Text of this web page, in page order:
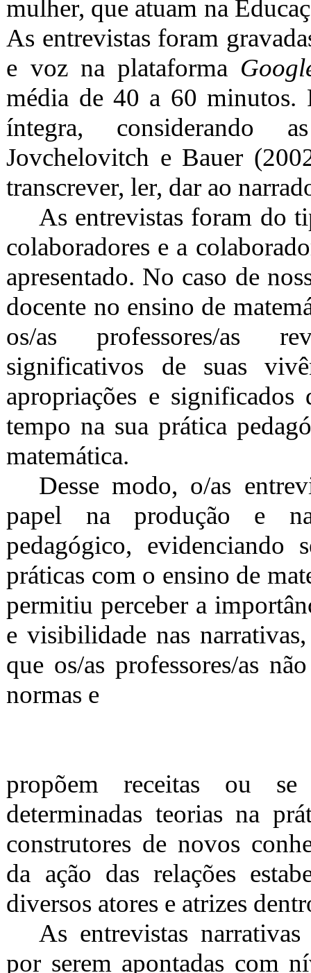
mulher, que atuam na
As entrevistas foram
e voz na plataforma
média de 40 a 60 minutos.
íntegra, considerando
Jovchelovitch e Bauer
transcrever, ler, dar ao
As entrevistas foram do
colaboradores e a
apresentado. No caso de
docente no ensino de
os/as professores/as
significativos de suas
apropriações e
tempo na sua prática
matemática.
Desse modo, o/as
papel na produção e na
pedagógico, evidenciando
práticas com o ensino de
permitiu perceber a
e visibilidade nas
que os/as professores/as
normas e
propõem receitas ou se
determinadas teorias na
construtores de novos
da ação das relações
diversos atores e atrizes
As entrevistas
por serem apontadas com